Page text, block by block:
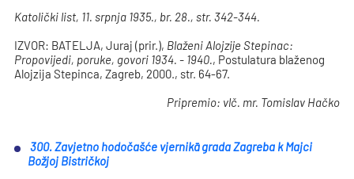
Katolički list, 11. srpnja 1935., br. 28., str. 342-344.
IZVOR: BATELJA, Juraj (prir.), Blaženi Alojzije Stepinac:
Propovijedi, poruke, govori 1934. - 1940., Postulatura blaženog
Alojzija Stepinca, Zagreb, 2000., str. 64-67.
Pripremio: vlč. mr. Tomislav Hačko
300. Zavjetno hodočašće vjernikā grada Zagreba k Majci
Božjoj Bistričkoj